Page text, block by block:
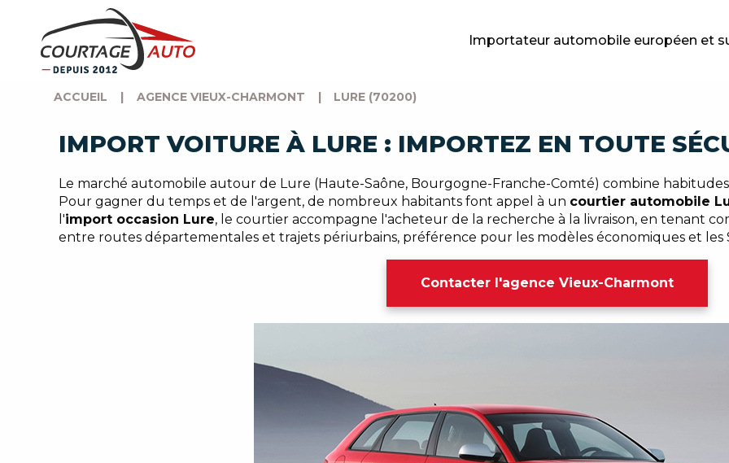
Importateur automobile européen et
ACCUEIL | AGENCE VIEUX-CHARMONT | LURE (70200)
IMPORT VOITURE À LURE : IMPORTEZ EN TOUTE
Le marché automobile autour de Lure (Haute-Saône, Bourgogne-Franche-Comté) combine
Pour gagner du temps et de l'argent, de nombreux habitants font appel à un courtier automobile
l'import occasion Lure, le courtier accompagne l'acheteur de la recherche à la livraison, en tenant
entre routes départementales et trajets périurbains, préférence pour les modèles économiques et les
Contacter l'agence Vieux-Charmont